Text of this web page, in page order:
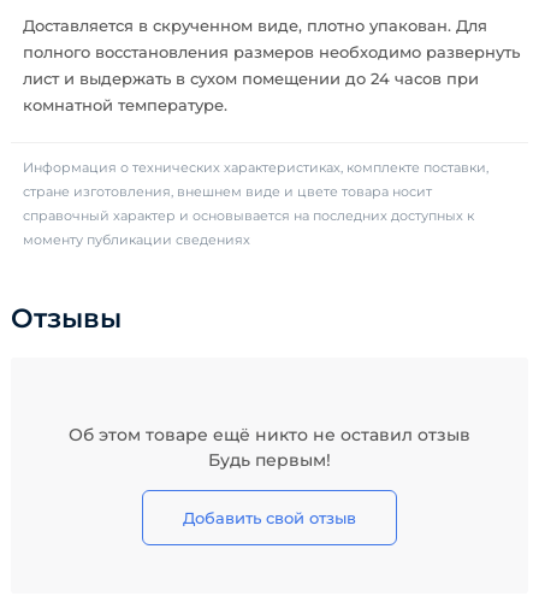
Доставляется в скрученном виде, плотно упакован. Для
полного восстановления размеров необходимо развернуть
лист и выдержать в сухом помещении до 24 часов при
комнатной температуре.
Информация о технических характеристиках, комплекте поставки,
стране изготовления, внешнем виде и цвете товара носит
справочный характер и основывается на последних доступных к
моменту публикации сведениях
Отзывы
Об этом товаре ещё никто не оставил отзыв
Будь первым!
Добавить свой отзыв